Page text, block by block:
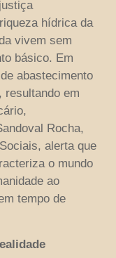
hídrica da
vivem sem
básico. Em
abastecimento
resultando em
Rocha,
alerta que
o mundo
ao
tempo de